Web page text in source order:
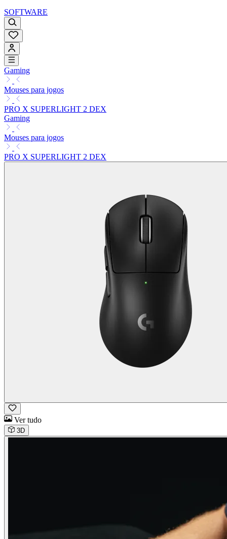
SOFTWARE
Gaming
Mouses para jogos
PRO X SUPERLIGHT 2 DEX
Gaming
Mouses para jogos
PRO X SUPERLIGHT 2 DEX
Ver tudo
3D